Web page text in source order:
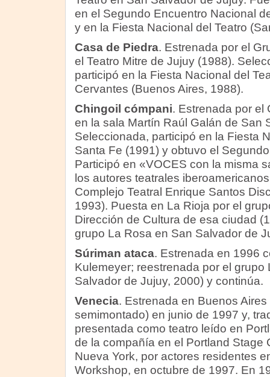
en el Segundo Encuentro Nacional
y en la Fiesta Nacional del Teatro
Casa de Piedra. Estrenada por el
el Teatro Mitre de Jujuy (1988).
participó en la Fiesta Nacional del
Cervantes (Buenos Aires, 1988).
Chingoil cómpani. Estrenada por el
en la sala Martín Raúl Galán de San
Seleccionada, participó en la Fiesta
Santa Fe (1991) y obtuvo el
Participó en «VOCES con la misma
los autores teatrales
Complejo Teatral Enrique Santos
1993). Puesta en La Rioja por el
Dirección de Cultura de esa ciudad
grupo La Rosa en San Salvador de
Súriman ataca. Estrenada en 1996
Kulemeyer; reestrenada por el grupo
Salvador de Jujuy, 2000) y continúa.
Venecia. Estrenada en Buenos
semimontado) en junio de 1997 y,
presentada como teatro leído en
de la compañía en el Portland Stage
Nueva York, por actores residentes
Workshop, en octubre de 1997. En